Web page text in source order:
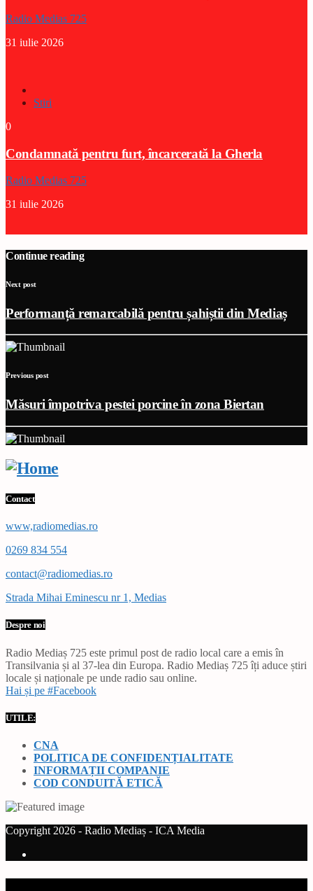
Radio Medias 725
31 iulie 2026
Stiri
0
Condamnată pentru furt, încarcerată la Gherla
Radio Medias 725
31 iulie 2026
Continue reading
Next post
Performanță remarcabilă pentru șahiștii din Mediaș
Previous post
Măsuri împotriva pestei porcine în zona Biertan
Contact
www,radiomedias.ro
0269 834 554
contact@radiomedias.ro
Strada Mihai Eminescu nr 1, Medias
Despre noi
Radio Mediaș 725 este primul post de radio local care a emis în
Transilvania și al 37-lea din Europa. Radio Mediaș 725 îți aduce știri
locale și naționale pe unde radio sau online.
Hai și pe #Facebook
UTILE:
CNA
POLITICA DE CONFIDENȚIALITATE
INFORMAȚII COMPANIE
COD CONDUITĂ ETICĂ
Copyright 2026 - Radio Mediaș - ICA Media